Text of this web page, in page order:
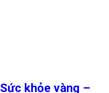
Sức khỏe vàng –